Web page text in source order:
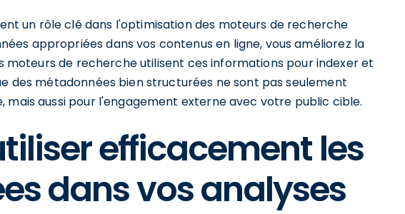
un rôle clé dans l'optimisation des moteurs de recherche
appropriées dans vos contenus en ligne, vous améliorez la
moteurs de recherche utilisent ces informations pour indexer et
des métadonnées bien structurées ne sont pas seulement
mais aussi pour l'engagement externe avec votre public cible.
efficacement les
dans vos analyses